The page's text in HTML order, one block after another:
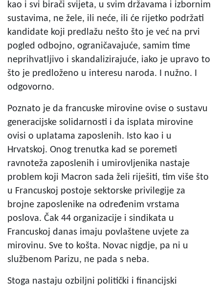
kao i svi birači svijeta, u svim državama i izbornim
sustavima, ne žele, ili neće, ili će rijetko podržati
kandidate koji predlažu nešto što je već na prvi
pogled odbojno, ograničavajuće, samim time
neprihvatljivo i skandalizirajuće, iako je upravo to
što je predloženo u interesu naroda. I nužno. I
odgovorno.
Poznato je da francuske mirovine ovise o sustavu
generacijske solidarnosti i da isplata mirovine
ovisi o uplatama zaposlenih. Isto kao i u
Hrvatskoj. Onog trenutka kad se poremeti
ravnoteža zaposlenih i umirovljenika nastaje
problem koji Macron sada želi riješiti, tim više što
u Francuskoj postoje sektorske privilegije za
brojne zaposlenike na određenim vrstama
poslova. Čak 44 organizacije i sindikata u
Francuskoj danas imaju povlaštene uvjete za
mirovinu. Sve to košta. Novac nigdje, pa ni u
službenom Parizu, ne pada s neba.
Stoga nastaju ozbiljni politički i financijski